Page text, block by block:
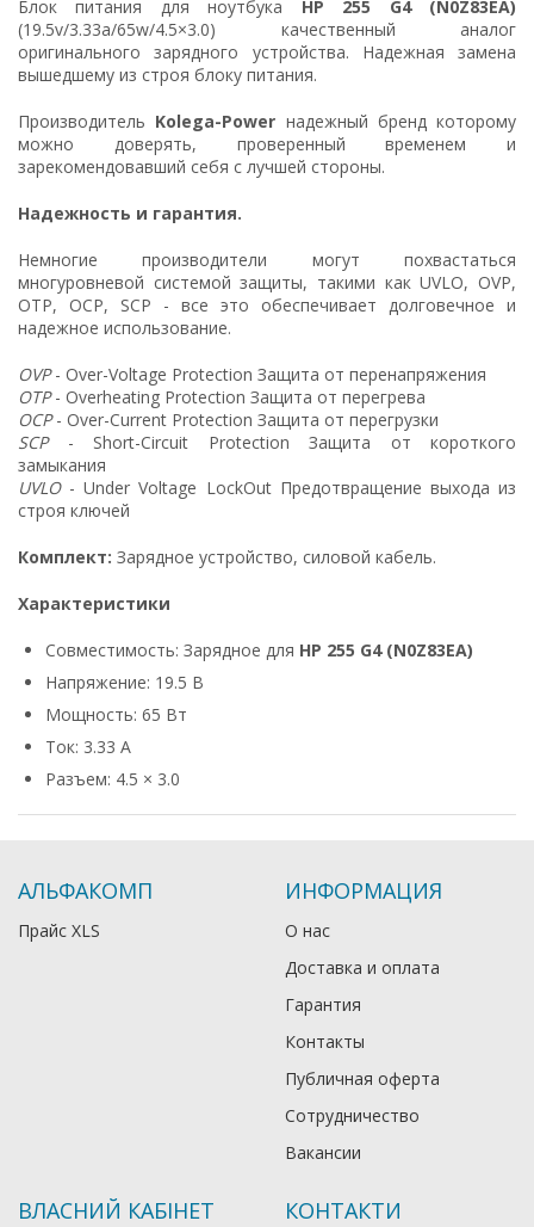
Блок питания для ноутбука HP 255 G4 (N0Z83EA)
(19.5v/3.33a/65w/4.5×3.0) качественный аналог
оригинального зарядного устройства. Надежная замена
вышедшему из строя блоку питания.
Производитель Kolega-Power надежный бренд которому
можно доверять, проверенный временем и
зарекомендовавший себя с лучшей стороны.
Надежность и гарантия.
Немногие производители могут похвастаться
многуровневой системой защиты, такими как UVLO, OVP,
OTP, OCP, SCP - все это обеспечивает долговечное и
надежное использование.
OVP- Over-Voltage Protection Защита от перенапряжения
OTP- Overheating Protection Защита от перегрева
OCP- Over-Current Protection Защита от перегрузки
SCP- Short-Circuit Protection Защита от короткого
замыкания
UVLO- Under Voltage LockOut Предотвращение выхода из
строя ключей
Комплект: Зарядное устройство, силовой кабель.
Характеристики
Совместимость: Зарядное для HP 255 G4 (N0Z83EA)
Напряжение: 19.5 В
Мощность: 65 Вт
Ток: 3.33 А
Разъем: 4.5 × 3.0
АЛЬФАКОМП
Прайс XLS
ИНФОРМАЦИЯ
О нас
Доставка и оплата
Гарантия
Контакты
Публичная оферта
Сотрудничество
Вакансии
ВЛАСНИЙ КАБІНЕТ КОНТАКТИ